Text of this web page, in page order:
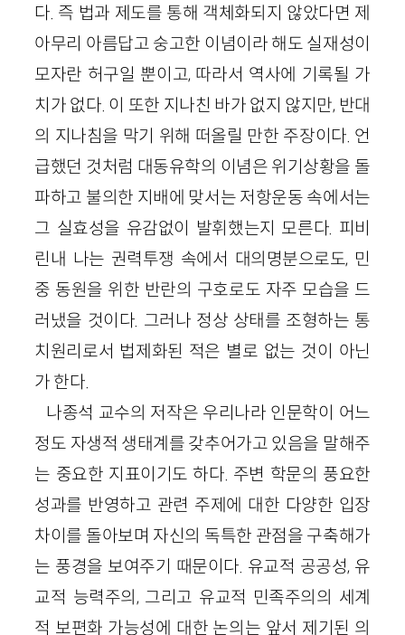
다. 즉 법과 제도를 통해 객체화되지 않았다면 제
아무리 아름답고 숭고한 이념이라 해도 실재성이
모자란 허구일 뿐이고, 따라서 역사에 기록될 가
치가 없다. 이 또한 지나친 바가 없지 않지만, 반대
의 지나침을 막기 위해 떠올릴 만한 주장이다. 언
급했던 것처럼 대동유학의 이념은 위기상황을 돌
파하고 불의한 지배에 맞서는 저항운동 속에서는
그 실효성을 유감없이 발휘했는지 모른다. 피비
린내 나는 권력투쟁 속에서 대의명분으로도, 민
중 동원을 위한 반란의 구호로도 자주 모습을 드
러냈을 것이다. 그러나 정상 상태를 조형하는 통
치원리로서 법제화된 적은 별로 없는 것이 아닌
가 한다.
나종석 교수의 저작은 우리나라 인문학이 어느
정도 자생적 생태계를 갖추어가고 있음을 말해주
는 중요한 지표이기도 하다. 주변 학문의 풍요한
성과를 반영하고 관련 주제에 대한 다양한 입장
차이를 돌아보며 자신의 독특한 관점을 구축해가
는 풍경을 보여주기 때문이다. 유교적 공공성, 유
교적 능력주의, 그리고 유교적 민족주의의 세계
적 보편화 가능성에 대한 논의는 앞서 제기된 의